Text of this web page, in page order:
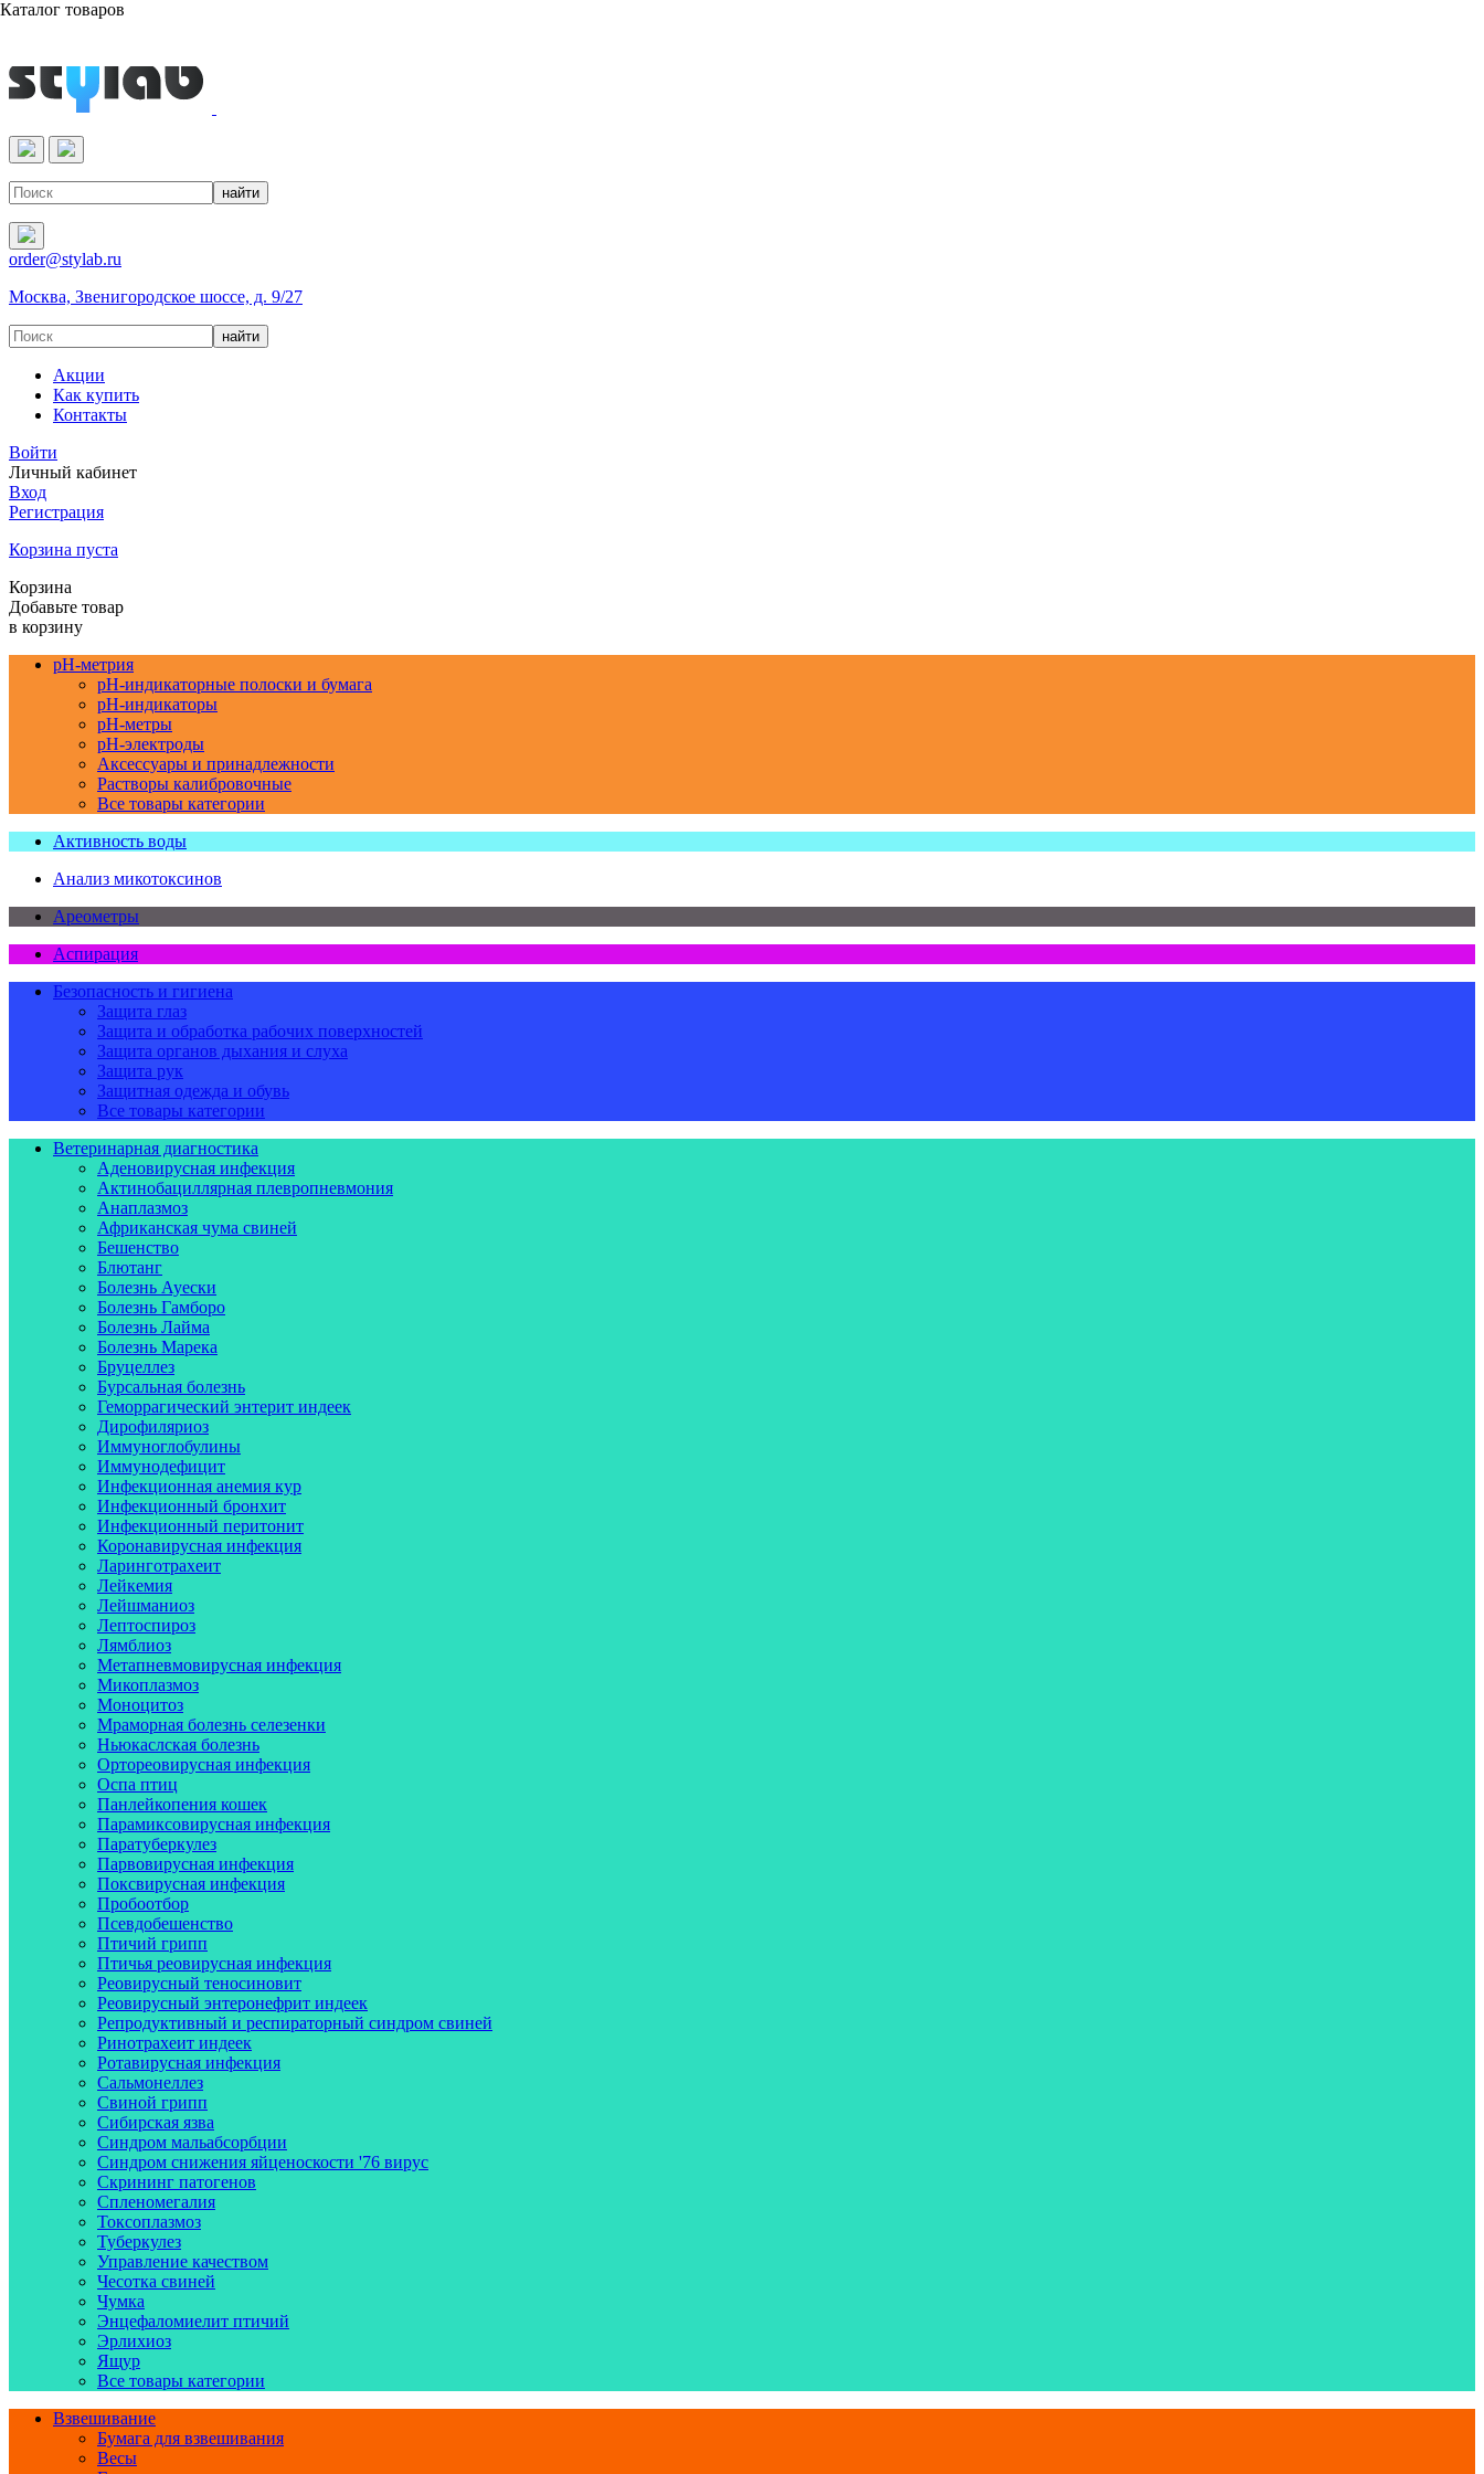
Реактивы & Оборудование
order@stylab.ru
Москва, Звенигородское шоссе, д. 9/27
Акции
Как купить
Контакты
Войти
Личный кабинет
Вход
Регистрация
Корзина пуста
Корзина
Добавьте товар
в корзину
pH-метрия
pH-индикаторные полоски и бумага
pH-индикаторы
pH-метры
pH-электроды
Аксессуары и принадлежности
Растворы калибровочные
Все товары категории
Активность воды
Анализ микотоксинов
Ареометры
Аспирация
Безопасность и гигиена
Защита глаз
Защита и обработка рабочих поверхностей
Защита органов дыхания и слуха
Защита рук
Защитная одежда и обувь
Все товары категории
Ветеринарная диагностика
Аденовирусная инфекция
Актинобациллярная плевропневмония
Анаплазмоз
Африканская чума свиней
Бешенство
Блютанг
Болезнь Ауески
Болезнь Гамборо
Болезнь Лайма
Болезнь Марека
Бруцеллез
Бурсальная болезнь
Геморрагический энтерит индеек
Дирофиляриоз
Иммуноглобулины
Иммунодефицит
Инфекционная анемия кур
Инфекционный бронхит
Инфекционный перитонит
Коронавирусная инфекция
Ларинготрахеит
Лейкемия
Лейшманиоз
Лептоспироз
Лямблиоз
Метапневмовирусная инфекция
Микоплазмоз
Моноцитоз
Мраморная болезнь селезенки
Ньюкаслская болезнь
Ортореовирусная инфекция
Оспа птиц
Панлейкопения кошек
Парамиксовирусная инфекция
Паратуберкулез
Парвовирусная инфекция
Поксвирусная инфекция
Пробоотбор
Псевдобешенство
Птичий грипп
Птичья реовирусная инфекция
Реовирусный теносиновит
Реовирусный энтеронефрит индеек
Репродуктивный и респираторный синдром свиней
Ринотрахеит индеек
Ротавирусная инфекция
Сальмонеллез
Свиной грипп
Сибирская язва
Синдром мальабсорбции
Синдром снижения яйценоскости '76 вирус
Скрининг патогенов
Спленомегалия
Токсоплазмоз
Туберкулез
Управление качеством
Чесотка свиней
Чумка
Энцефаломиелит птичий
Эрлихиоз
Ящур
Все товары категории
Взвешивание
Бумага для взвешивания
Весы
Каталог товаров